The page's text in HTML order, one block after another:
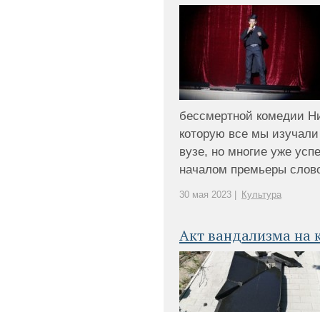
бессмертной комедии
которую все мы
вузе, но многие уже
началом премьеры
30 мая 2023 | Культура
Акт вандализма на